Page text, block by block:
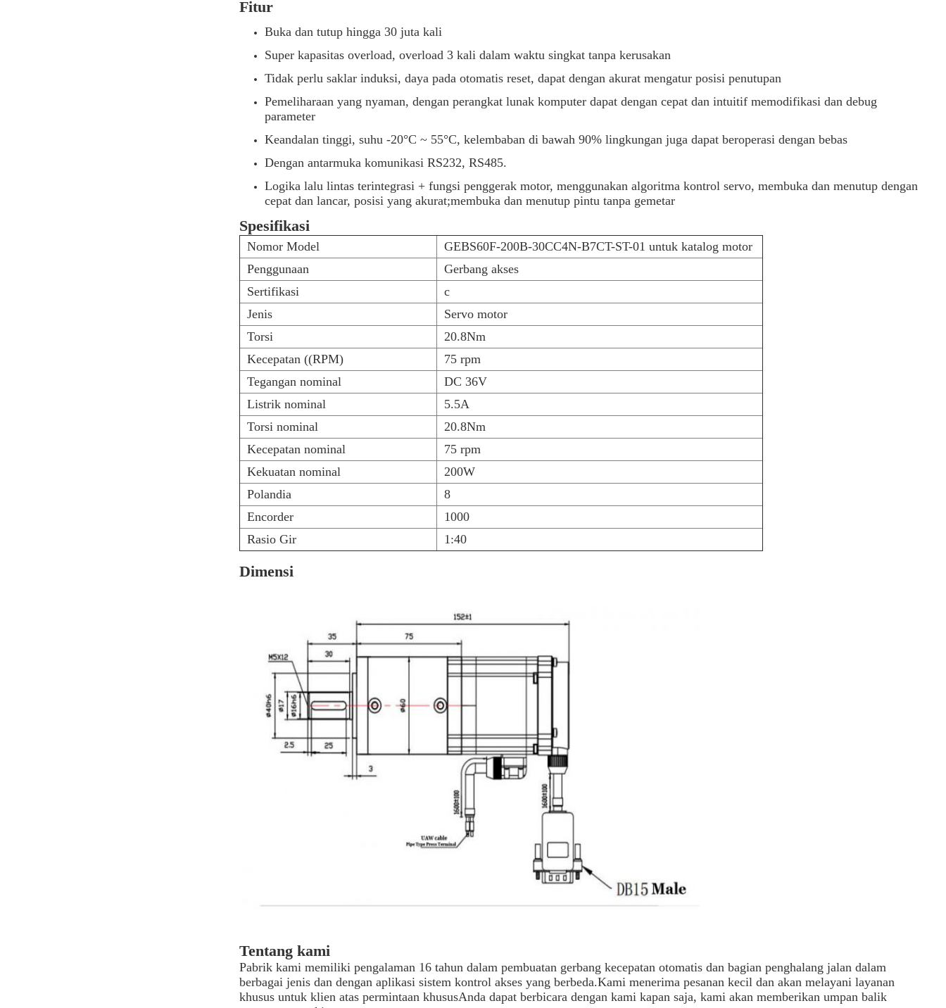
Fitur
Buka dan tutup hingga 30 juta kali
Super kapasitas overload, overload 3 kali dalam waktu singkat tanpa kerusakan
Tidak perlu saklar induksi, daya pada otomatis reset, dapat dengan akurat mengatur posisi penutupan
Pemeliharaan yang nyaman, dengan perangkat lunak komputer dapat dengan cepat dan intuitif memodifikasi dan debug
parameter
Keandalan tinggi, suhu -20°C ~ 55°C, kelembaban di bawah 90% lingkungan juga dapat beroperasi dengan bebas
Dengan antarmuka komunikasi RS232, RS485.
Logika lalu lintas terintegrasi + fungsi penggerak motor, menggunakan algoritma kontrol servo, membuka dan menutup dengan
cepat dan lancar, posisi yang akurat;membuka dan menutup pintu tanpa gemetar
Spesifikasi
Nomor Model
GEBS60F-200B-30CC4N-B7CT-ST-01 untuk katalog motor
Penggunaan
Gerbang akses
Sertifikasi
c
Jenis
Servo motor
Torsi
20.8Nm
Kecepatan ((RPM)
75 rpm
Tegangan nominal
DC 36V
Listrik nominal
5.5A
Torsi nominal
20.8Nm
Kecepatan nominal
75 rpm
Kekuatan nominal
200W
Polandia
8
Encorder
1000
Rasio Gir
1:40
Dimensi
Tentang kami
Pabrik kami memiliki pengalaman 16 tahun dalam pembuatan gerbang kecepatan otomatis dan bagian penghalang jalan dalam
berbagai jenis dan dengan aplikasi sistem kontrol akses yang berbeda.Kami menerima pesanan kecil dan akan melayani layanan
khusus untuk klien atas permintaan khususAnda dapat berbicara dengan kami kapan saja, kami akan memberikan umpan balik